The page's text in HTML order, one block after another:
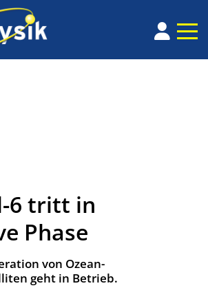
6 tritt in
Phase
von Ozean-
geht in Betrieb.